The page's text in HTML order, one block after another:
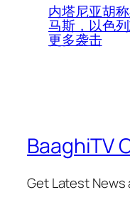
内塔尼亚胡
马斯，以色
更多袭击
BaaghiTV
Get Latest News